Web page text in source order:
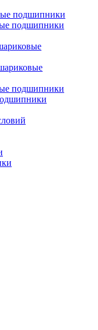
подшипники
подшипники
подшипники